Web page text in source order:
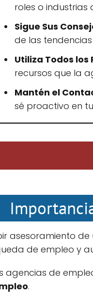
roles o
Sigue Sus
de las
Utiliza Todos los
recursos que la
Mantén el
sé proactivo en
asesoramiento
de empleo y
agencias de
.